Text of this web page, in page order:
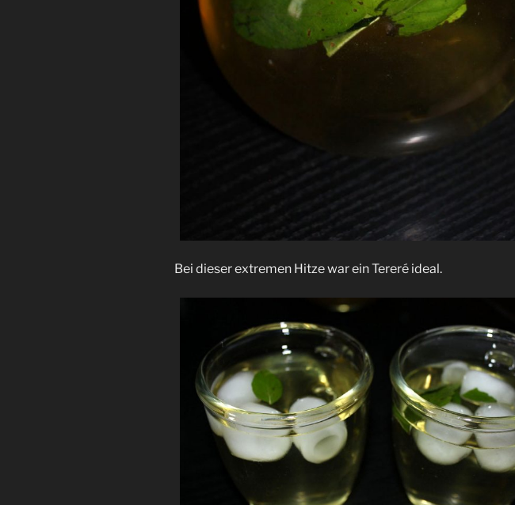
Bei dieser extremen Hitze war ein Tereré ideal.